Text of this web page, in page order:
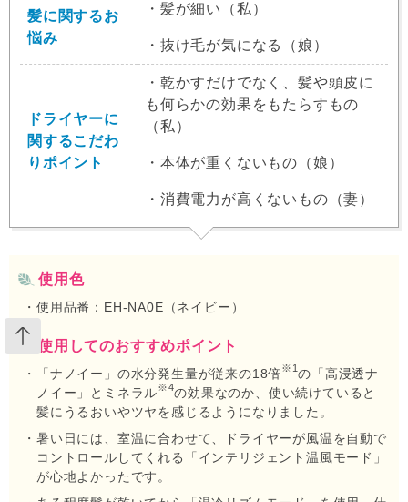
髪に関するお
悩み
・髪が細い（私）
・抜け毛が気になる（娘）
ドライヤーに
関するこだわ
りポイント
・乾かすだけでなく、髪や頭皮に
も何らかの効果をもたらすもの
（私）
・本体が重くないもの（娘）
・消費電力が高くないもの（妻）
使用色
使用品番：EH-NA0E（ネイビー）
使用してのおすすめポイント
「ナノイー」の水分発生量が従来の18倍※1の「高浸透ナ
ノイー」とミネラル※4の効果なのか、使い続けていると
髪にうるおいやツヤを感じるようになりました。
暑い日には、室温に合わせて、ドライヤーが風温を自動で
コントロールしてくれる「インテリジェント温風モード」
が心地よかったです。